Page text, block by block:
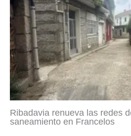
Ribadavia renueva las redes
saneamiento en Francelos